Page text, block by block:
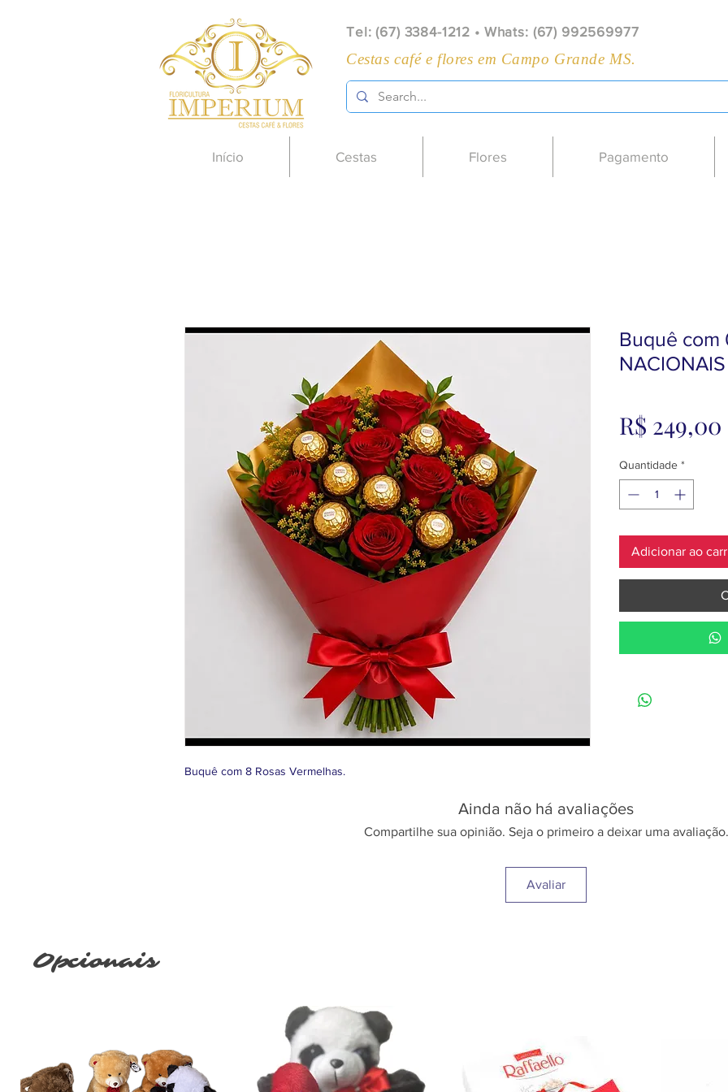
Tel: (67) 3384-1212 • Whats: (67) 992569977
Cestas café e flores em Campo Grande MS.
Início Cestas Flores Pagamento
Buquê com 8 Rosas Vermelhas.
Buquê com
R$ 249,00
Quantidade *
Adicionar ao
Ainda não há avaliações
Compartilhe sua opinião. Seja o primeiro a deixar uma avaliação.
Avaliar
Opcionais